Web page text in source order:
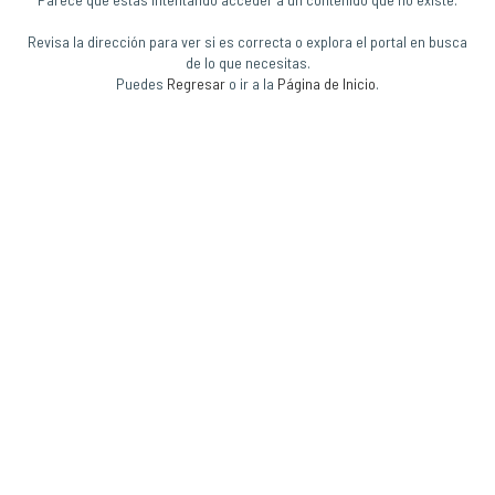
Revisa la dirección para ver si es correcta o explora el portal en busca
de lo que necesitas.
Puedes Regresar o ir a la Página de Inicio.